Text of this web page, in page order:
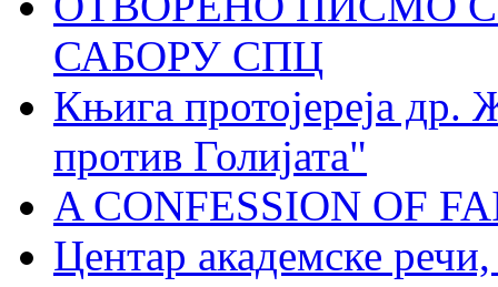
САБОРУ СПЦ
Књига протојереја др.
против Голијата"
A CONFESSION OF
Центар академске